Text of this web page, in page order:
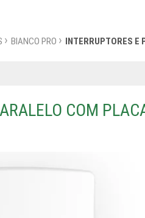
BIANCO PRO INTERRUPTORES E
COM